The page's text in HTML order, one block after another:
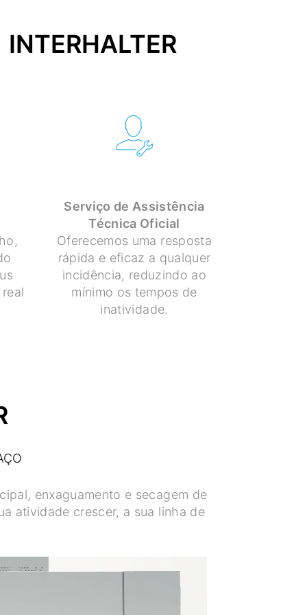
Serviço de Assistência
Técnica Oficial
Oferecemos uma resposta
rápida e eficaz a qualquer
incidência, reduzindo ao
mínimo os tempos de
inatividade.
enxaguamento e secagem de
atividade crescer, a sua linha de